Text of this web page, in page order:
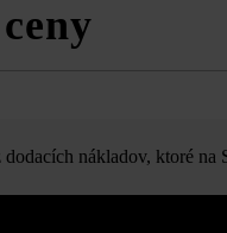
patria rovnako ako
nákladov, ktoré